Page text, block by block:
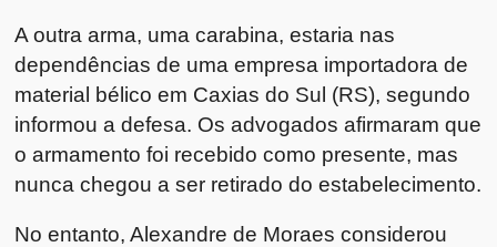
A outra arma, uma carabina, estaria nas
dependências de uma empresa importadora de
material bélico em Caxias do Sul (RS), segundo
informou a defesa. Os advogados afirmaram que
o armamento foi recebido como presente, mas
nunca chegou a ser retirado do estabelecimento.
No entanto, Alexandre de Moraes considerou